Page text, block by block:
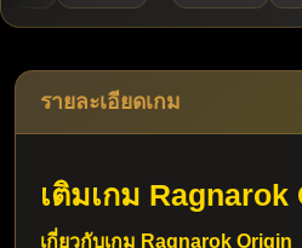
รายละเอียดเกม
เติมเกม Ragnarok
เกี่ยวกับเกม Ragnarok Origin